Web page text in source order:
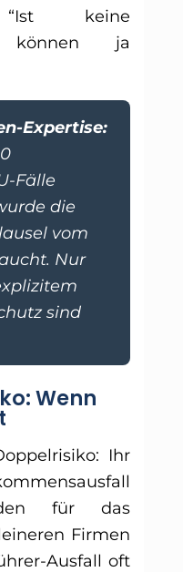
“Ist keine
können ja
Expertise:
Fälle
die
vom
Nur
sind
Wenn
Ihr
für das
Firmen
Ausfall oft